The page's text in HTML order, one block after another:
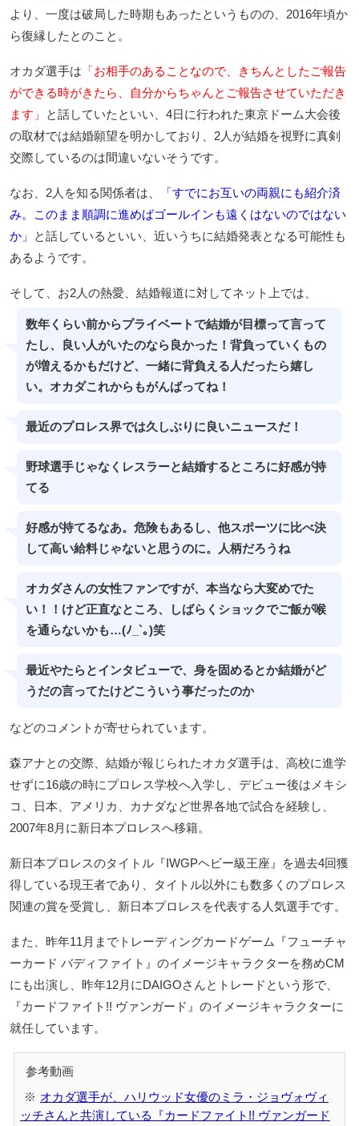
より、一度は破局した時期もあったというものの、2016年頃か
ら復縁したとのこと。
オカダ選手は 「お相手のあることなので、きちんとしたご報告
ができる時がきたら、自分からちゃんとご報告させていただき
ます」
と話していたといい、4日に行われた東京ドーム大会後
の取材では結婚願望を明かしており、2人が結婚を視野に真剣
交際しているのは間違いないそうです。
なお、2人を知る関係者は、
「すでにお互いの両親にも紹介済
み。このまま順調に進めばゴールインも遠くはないのではない
か」
と話しているといい、近いうちに結婚発表となる可能性も
あるようです。
そして、お2人の熱愛、結婚報道に対してネット上では、
数年くらい前からプライベートで結婚が目標って言って
たし、良い人がいたのなら良かった！背負っていくもの
が増えるかもだけど、一緒に背負える人だったら嬉し
い。オカダこれからもがんばってね！
最近のプロレス界では久しぶりに良いニュースだ！
野球選手じゃなくレスラーと結婚するところに好感が持
てる
好感が持てるなあ。危険もあるし、他スポーツに比べ決
して高い給料じゃないと思うのに。人柄だろうね
オカダさんの女性ファンですが、本当なら大変めでた
い！！けど正直なところ、しばらくショックでご飯が喉
を通らないかも…(ﾉ_`｡)笑
最近やたらとインタビューで、身を固めるとか結婚がど
うだの言ってたけどこういう事だったのか
などのコメントが寄せられています。
森アナとの交際、結婚が報じられたオカダ選手は、高校に進学
せずに16歳の時にプロレス学校へ入学し、デビュー後はメキシ
コ、日本、アメリカ、カナダなど世界各地で試合を経験し、
2007年8月に新日本プロレスへ移籍。
新日本プロレスのタイトル『IWGPヘビー級王座』を過去4回獲
得している現王者であり、タイトル以外にも数多くのプロレス
関連の賞を受賞し、新日本プロレスを代表する人気選手です。
また、昨年11月までトレーディングカードゲーム『フューチャ
ーカード バディファイト』のイメージキャラクターを務めCM
にも出演し、昨年12月にDAIGOさんとトレードという形で、
『カードファイト!! ヴァンガード』のイメージキャラクターに
就任しています。
オカダ選手が、ハリウッド女優のミラ・ジョヴォヴィ
ッチさんと共演している『カードファイト!! ヴァンガード